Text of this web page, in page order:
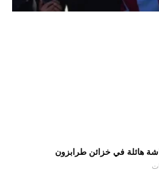
هائلة في خزائن طرابزون